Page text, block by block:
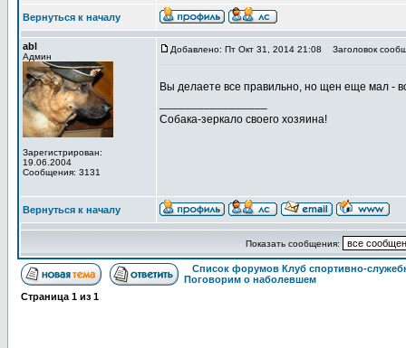
Вернуться к началу
abl
Админ
Зарегистрирован:
19.06.2004
Сообщения: 3131
Добавлено: Пт Окт 31, 2014 21:08 Заголовок
Вы делаете все правильно, но щен еще мал -
Собака-зеркало своего хозяина!
Вернуться к началу
Показать сообщения:
Список форумов Клуб спортивно-
Поговорим о наболевшем
Страница 1 из 1